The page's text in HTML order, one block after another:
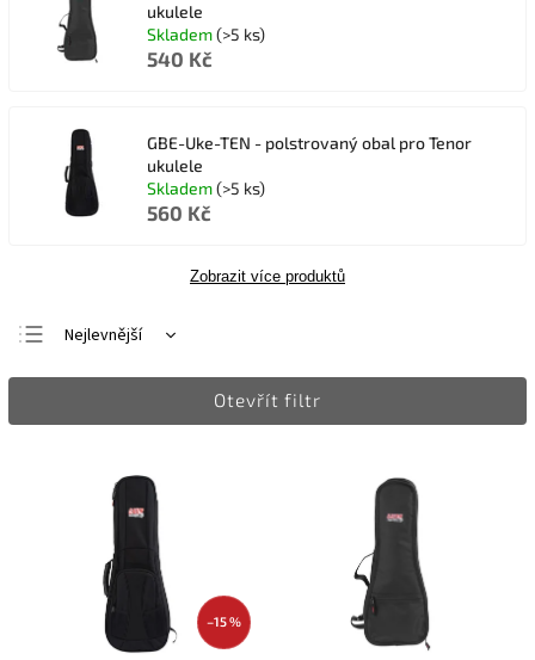
ukulele
Skladem(>5 ks)
540 Kč
GBE-Uke-TEN - polstrovaný obal pro Tenor
ukulele
Skladem(>5 ks)
560 Kč
Zobrazit více produktů
Nejlevnější
Nejdražší
Otevřít filtr
–15 %